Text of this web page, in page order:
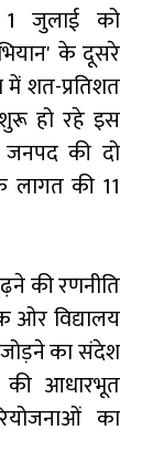
1 जुलाई को
के दूसरे
शत-प्रतिशत
हो रहे इस
जनपद की दो
लागत की 11
की रणनीति
ओर विद्यालय
जोड़ने का संदेश
की आधारभूत
का